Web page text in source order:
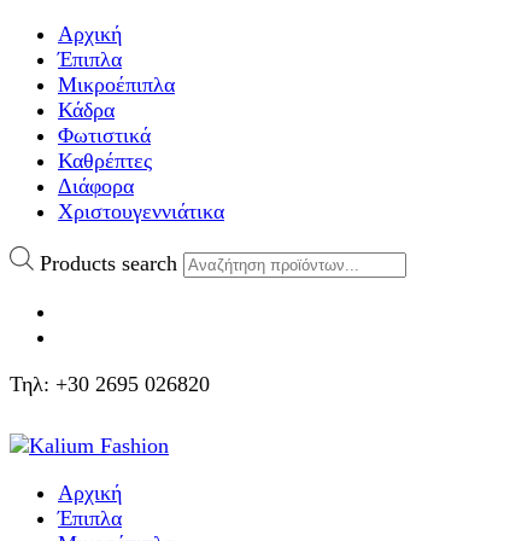
Αρχική
Έπιπλα
Μικροέπιπλα
Κάδρα
Φωτιστικά
Καθρέπτες
Διάφορα
Χριστουγεννιάτικα
Products search
Τηλ: +30 2695 026820
Αρχική
Έπιπλα